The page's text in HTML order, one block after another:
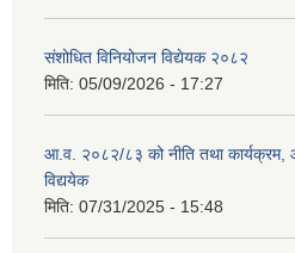
संशोधित विनियोजन विद्येयक २०८२
मिति: 05/09/2026 - 17:27
आ.व. २०८२/८३ को नीति तथा कार्यक्रम,
विद्ययेक
मिति: 07/31/2025 - 15:48